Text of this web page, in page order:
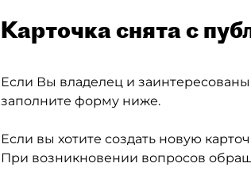
Карточка снята с
Если Вы владелец и
заполните форму ниже.
Если вы хотите создать новую
При возникновении вопросов